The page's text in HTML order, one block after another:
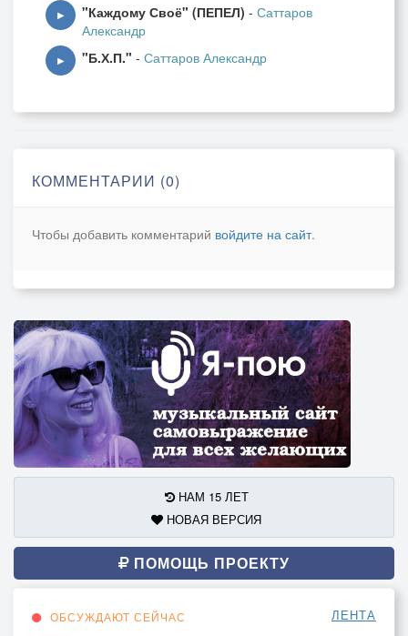
▶ "Каждому Своё" (ПЕПЕЛ) - Саттаров
Александр
▶ "Б.Х.П." - Саттаров Александр
КОММЕНТАРИИ (0)
Чтобы добавить комментарий войдите на сайт.
НАМ 15 ЛЕТ
НОВАЯ ВЕРСИЯ
ПОМОЩЬ ПРОЕКТУ
ОБСУЖДАЮТ СЕЙЧАС ЛЕНТА